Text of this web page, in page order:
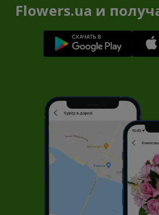
Flowers.ua и